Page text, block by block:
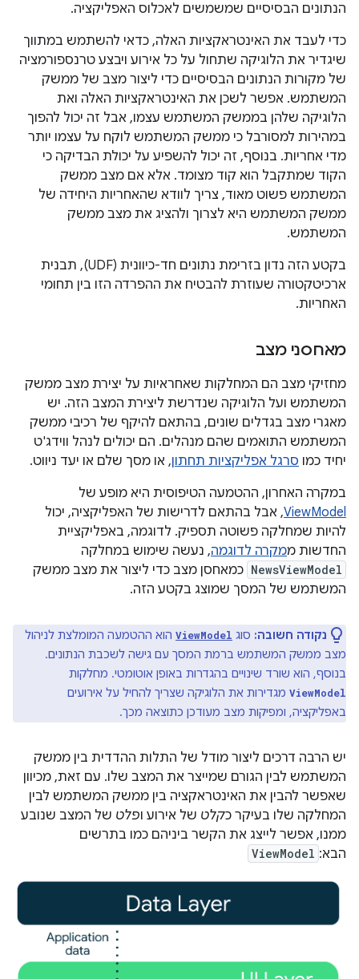
הנתונים הבסיסיים שמשמשים לאכלוס האפליקציה.
כדי לעבד את האינטראקציות האלה, כדאי להשתמש במתווך
שיגדיר את הלוגיקה שתחול על כל אירוע ויבצע טרנספורמציה
של מקורות הנתונים הבסיסיים כדי ליצור מצב של ממשק
המשתמש. אפשר לשכן את האינטראקציות האלה ואת
הלוגיקה שלהן בממשק המשתמש עצמו, אבל זה יכול להפוך
במהירות למסורבל כי ממשק המשתמש לוקח על עצמו יותר
מדי אחריות. בנוסף, זה יכול להשפיע על יכולת הבדיקה כי
הקוד שמתקבל הוא קוד מצומד. אלא אם מצב ממשק
המשתמש פשוט מאוד, צריך לוודא שהאחריות היחידה של
ממשק המשתמש היא לצרוך ולהציג את מצב ממשק
המשתמש.
בקטע הזה נדון בזרימת נתונים חד-כיוונית (UDF), תבנית
ארכיטקטורה שעוזרת להבטיח את ההפרדה הזו בין תחומי
האחריות.
מאחסני מצב
מחזיקי מצב הם המחלקות שאחראיות על יצירת מצב ממשק
המשתמש ועל הלוגיקה שנדרשת ליצירת המצב הזה. יש
מאגרי מצב בגדלים שונים, בהתאם להיקף של רכיבי ממשק
המשתמש התואמים שהם מנהלים. הם יכולים לנהל ווידג'ט
יחיד כמו סרגל אפליקציות תחתון, או מסך שלם או יעד ניווט.
במקרה האחרון, ההטמעה הטיפוסית היא מופע של
ViewModel, אבל בהתאם לדרישות של האפליקציה, יכול
להיות שמחלקה פשוטה תספיק. לדוגמה, באפליקציית
החדשות ממקרה לדוגמה, נעשה שימוש במחלקה
NewsViewModel כמאחסן מצב כדי ליצור את מצב ממשק
המשתמש של המסך שמוצג בקטע הזה.
נקודה חשובה: סוג ViewModel הוא ההטמעה המומלצת לניהול
מצב ממשק המשתמש ברמת המסך עם גישה לשכבת הנתונים.
בנוסף, הוא שורד שינויים בהגדרות באופן אוטומטי. מחלקות
ViewModel מגדירות את הלוגיקה שצריך להחיל על אירועים
באפליקציה, ומפיקות מצב מעודכן כתוצאה מכך.
יש הרבה דרכים ליצור מודל של התלות ההדדית בין ממשק
המשתמש לבין הגורם שמייצר את המצב שלו. עם זאת, מכיוון
שאפשר להבין את האינטראקציה בין ממשק המשתמש לבין
המחלקה שלו בעיקר כקלט של אירוע ופלט של המצב שנובע
ממנו, אפשר לייצג את הקשר ביניהם כמו בתרשים
הבא: ViewModel